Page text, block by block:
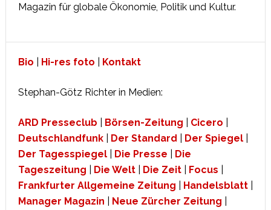
Magazin für globale Ökonomie, Politik und Kultur.
Bio Hi-res foto Kontakt
Stephan-Götz Richter in Medien:
ARD Presseclub Börsen-Zeitung Cicero
Deutschlandfunk| Der Standard Der Spiegel|
Der Tagesspiegel| Die Presse
Die
Tageszeitung
Die Welt| Die Zeit| Focus
Frankfurter Allgemeine Zeitung
Handelsblatt|
Manager Magazin
Neue Zürcher Zeitung